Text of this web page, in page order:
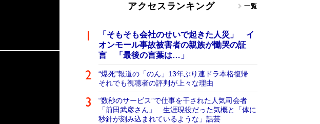
アクセスランキング 一覧
「そもそも会社のせいで起きた人災」 イ
オンモール事故被害者の親族が慟哭の証
言 「最後の言葉は…」
“爆死”報道の「のん」13年ぶり連ドラ本格復帰
それでも視聴者の評判が上々な理由
“数秒のサービス”で仕事を干された人気司会者
「前田武彦さん」 生涯現役だった気概と「体に
秒針が刻み込まれているような」話芸